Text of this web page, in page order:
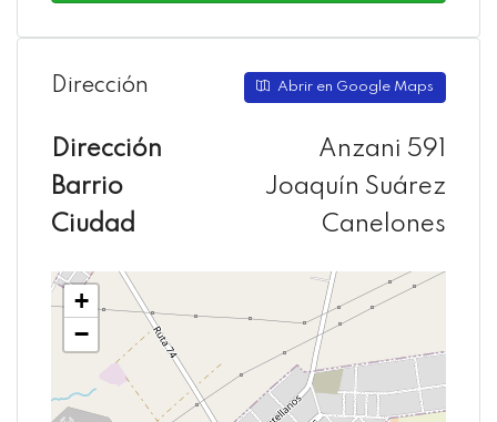
Dirección Abrir en Google Maps
Dirección
Anzani 591
Barrio
Joaquín Suárez
Ciudad
Canelones
+
−